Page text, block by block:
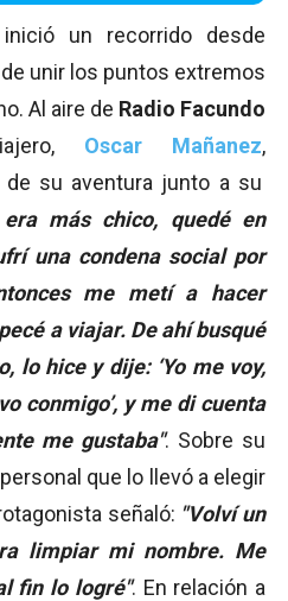
un recorrido desde
unir los puntos extremos
Al aire de Radio Facundo
Oscar Mañanez,
su aventura junto a su
era más chico, quedé en
una condena social por
me metí a hacer
a viajar. De ahí busqué
lo hice y dije: ‘Yo me voy,
conmigo’, y me di cuenta
me gustaba". Sobre su
que lo llevó a elegir
señaló: "Volví un
limpiar mi nombre. Me
fin lo logré". En relación a